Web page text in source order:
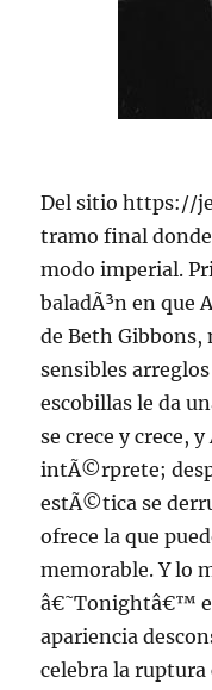
Del sitio https://
tramo final
modo imperial.
baladÃ³n en que
de Beth
sensibles
escobillas le da
se crece y crece,
intÃ©rprete;
estÃ©tica se
ofrece la que
memorable. Y lo
â€˜Tonightâ€™
apariencia
celebra la